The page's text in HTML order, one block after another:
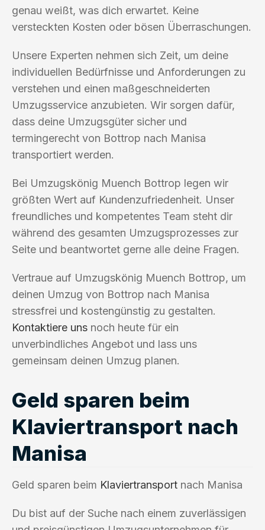
genau weißt, was dich erwartet. Keine
versteckten Kosten oder bösen Überraschungen.
Unsere Experten nehmen sich Zeit, um deine
individuellen Bedürfnisse und Anforderungen zu
verstehen und einen maßgeschneiderten
Umzugsservice anzubieten. Wir sorgen dafür,
dass deine Umzugsgüter sicher und
termingerecht von Bottrop nach Manisa
transportiert werden.
Bei Umzugskönig Muench Bottrop legen wir
größten Wert auf Kundenzufriedenheit. Unser
freundliches und kompetentes Team steht dir
während des gesamten Umzugsprozesses zur
Seite und beantwortet gerne alle deine Fragen.
Vertraue auf Umzugskönig Muench Bottrop, um
deinen Umzug von Bottrop nach Manisa
stressfrei und kostengünstig zu gestalten.
Kontaktiere uns noch heute für ein
unverbindliches Angebot und lass uns
gemeinsam deinen Umzug planen.
Geld sparen beim
Klaviertransport nach
Manisa
Geld sparen beim Klaviertransport nach Manisa
Du bist auf der Suche nach einem zuverlässigen